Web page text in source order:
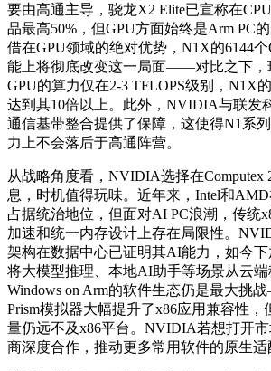
要由高通主导，骁龙X2 Elite已宣称在
品最高50%，但GPU方面始终是Arm PC
借在GPU领域的绝对优势，N1X的6144
能上将彻底改变这一局面——对比之下，
GPU的算力仅在2-3 TFLOPS级别，N1X
达到其10倍以上。此外，NVIDIA与联发
通信基带整合提供了保障，这使得N1系
力上不会落后于高通阵营。
从战略角度看，NVIDIA选择在Computex
息，时机值得玩味。近年来，Intel和
占据统治地位，但面对AI PC浪潮，传统
加速和统一内存设计上存在局限性。
架构在数据中心已证明其AI能力，如今
将大模型推理、本地AI助手等场景从云端
Windows on Arm的软件生态仍是最大挑
Prism模拟器大幅提升了x86应用兼容性，
量仍远不及x86平台。NVIDIA若想打开
商深度合作，推动更多常用软件的原生适